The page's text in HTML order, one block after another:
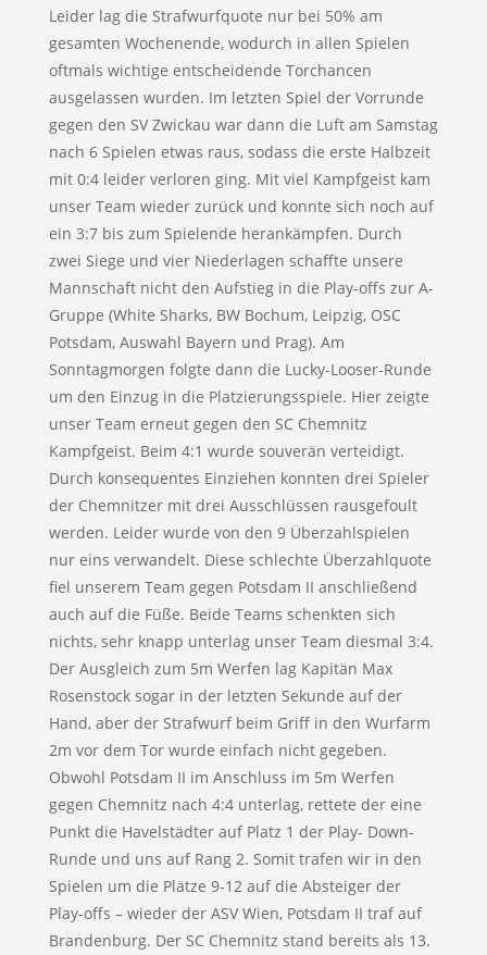
Leider lag die Strafwurfquote nur bei 50% am
gesamten Wochenende, wodurch in allen Spielen
oftmals wichtige entscheidende Torchancen
ausgelassen wurden. Im letzten Spiel der Vorrunde
gegen den SV Zwickau war dann die Luft am Samstag
nach 6 Spielen etwas raus, sodass die erste Halbzeit
mit 0:4 leider verloren ging. Mit viel Kampfgeist kam
unser Team wieder zurück und konnte sich noch auf
ein 3:7 bis zum Spielende herankämpfen. Durch
zwei Siege und vier Niederlagen schaffte unsere
Mannschaft nicht den Aufstieg in die Play-offs zur A-
Gruppe (White Sharks, BW Bochum, Leipzig, OSC
Potsdam, Auswahl Bayern und Prag). Am
Sonntagmorgen folgte dann die Lucky-Looser-Runde
um den Einzug in die Platzierungsspiele. Hier zeigte
unser Team erneut gegen den SC Chemnitz
Kampfgeist. Beim 4:1 wurde souverän verteidigt.
Durch konsequentes Einziehen konnten drei Spieler
der Chemnitzer mit drei Ausschlüssen rausgefoult
werden. Leider wurde von den 9 Überzahlspielen
nur eins verwandelt. Diese schlechte Überzahlquote
fiel unserem Team gegen Potsdam II anschließend
auch auf die Füße. Beide Teams schenkten sich
nichts, sehr knapp unterlag unser Team diesmal 3:4.
Der Ausgleich zum 5m Werfen lag Kapitän Max
Rosenstock sogar in der letzten Sekunde auf der
Hand, aber der Strafwurf beim Griff in den Wurfarm
2m vor dem Tor wurde einfach nicht gegeben.
Obwohl Potsdam II im Anschluss im 5m Werfen
gegen Chemnitz nach 4:4 unterlag, rettete der eine
Punkt die Havelstädter auf Platz 1 der Play- Down-
Runde und uns auf Rang 2. Somit trafen wir in den
Spielen um die Plätze 9-12 auf die Absteiger der
Play-offs – wieder der ASV Wien, Potsdam II traf auf
Brandenburg. Der SC Chemnitz stand bereits als 13.